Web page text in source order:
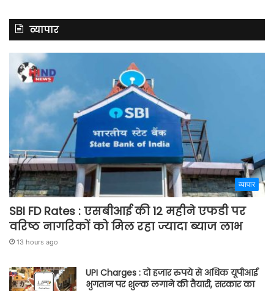
व्यापार
व्यापार
SBI FD Rates : एसबीआई की 12 महीने एफडी पर
वरिष्ठ नागरिकों को मिल रहा ज्यादा ब्याज लाभ
13 hours ago
UPI Charges : दो हजार रुपये से अधिक यूपीआई
भुगतान पर शुल्क लगाने की तैयारी, सरकार का